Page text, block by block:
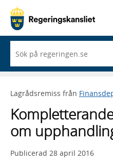
du
börjar
skriva
framträder
lista
med
sökförslag
Lagrådsremiss från
om
Publicerad 28 april 2016